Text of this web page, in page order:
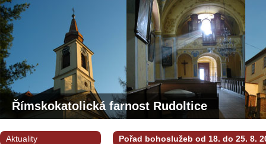
Římskokatolická farnost Rudoltice
Pořad bohoslužeb od 18. do 25. 8.
Aktuality